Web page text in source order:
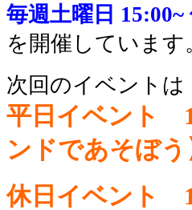
毎週土曜日 15:00~
を開催しています
次回のイベントは
平日イベント
ンドであそぼう
休日 イベント